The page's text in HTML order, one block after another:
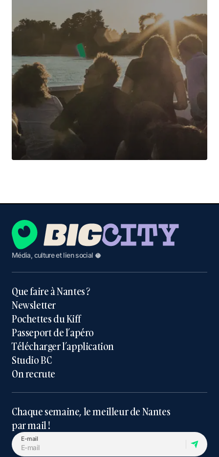
Média, culture et lien social 🥥
Que faire à Nantes ?
Newsletter
Pochettes du Kiff
Passeport de l’apéro
Télécharger l’application
Studio BC
On recrute
Chaque semaine, le meilleur de Nantes
par mail !
E-mail